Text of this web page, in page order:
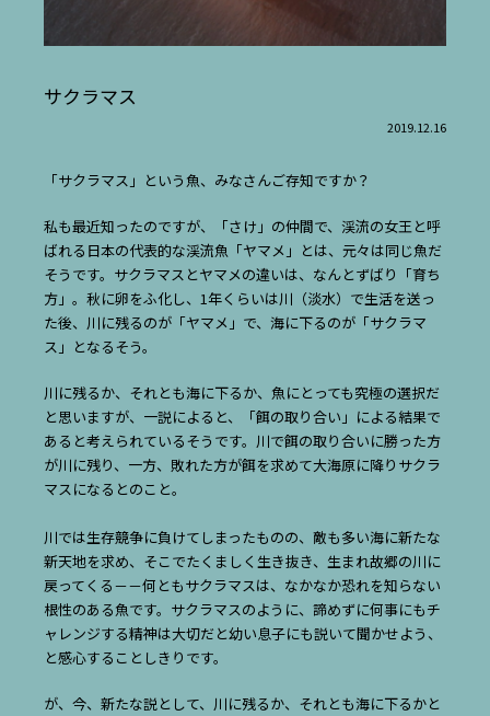
サクラマス
2019.12.16
「サクラマス」という魚、みなさんご存知ですか？
私も最近知ったのですが、「さけ」の仲間で、渓流の女王と呼
ばれる日本の代表的な渓流魚「ヤマメ」とは、元々は同じ魚だ
そうです。サクラマスとヤマメの違いは、なんとずばり「育ち
方」。秋に卵をふ化し、1年くらいは川（淡水）で生活を送っ
た後、川に残るのが「ヤマメ」で、海に下るのが「サクラマ
ス」となるそう。
川に残るか、それとも海に下るか、魚にとっても究極の選択だ
と思いますが、一説によると、「餌の取り合い」による結果で
あると考えられているそうです。川で餌の取り合いに勝った方
が川に残り、一方、敗れた方が餌を求めて大海原に降りサクラ
マスになるとのこと。
川では生存競争に負けてしまったものの、敵も多い海に新たな
新天地を求め、そこでたくましく生き抜き、生まれ故郷の川に
戻ってくる－－何ともサクラマスは、なかなか恐れを知らない
根性のある魚です。サクラマスのように、諦めずに何事にもチ
ャレンジする精神は大切だと幼い息子にも説いて聞かせよう、
と感心することしきりです。
が、今、新たな説として、川に残るか、それとも海に下るかと